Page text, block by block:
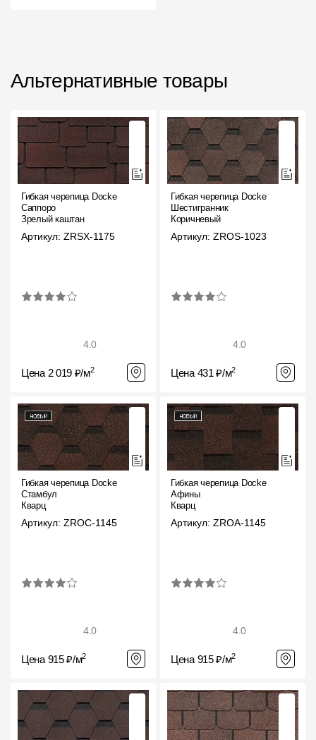
Альтернативные товары
Гибкая черепица Docke
Саппоро
Зрелый каштан
Артикул: ZRSX-1175
4.0
Цена 2 019 ₽/м2
Гибкая черепица Docke
Шестигранник
Коричневый
Артикул: ZROS-1023
4.0
Цена 431 ₽/м2
Гибкая черепица Docke
Стамбул
Кварц
Артикул: ZROC-1145
4.0
Цена 915 ₽/м2
Гибкая черепица Docke
Афины
Кварц
Артикул: ZROA-1145
4.0
Цена 915 ₽/м2